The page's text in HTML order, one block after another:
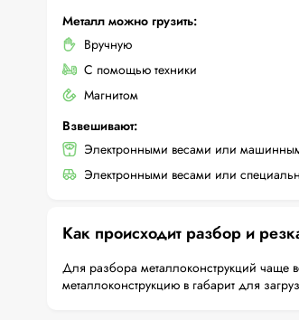
Металл можно грузить:
Вручную
С помощью техники
Магнитом
Взвешивают:
Электронными весами или
Электронными весами или
Как происходит разбор и
Для разбора металлоконструкций чаще
металлоконструкцию в габарит для